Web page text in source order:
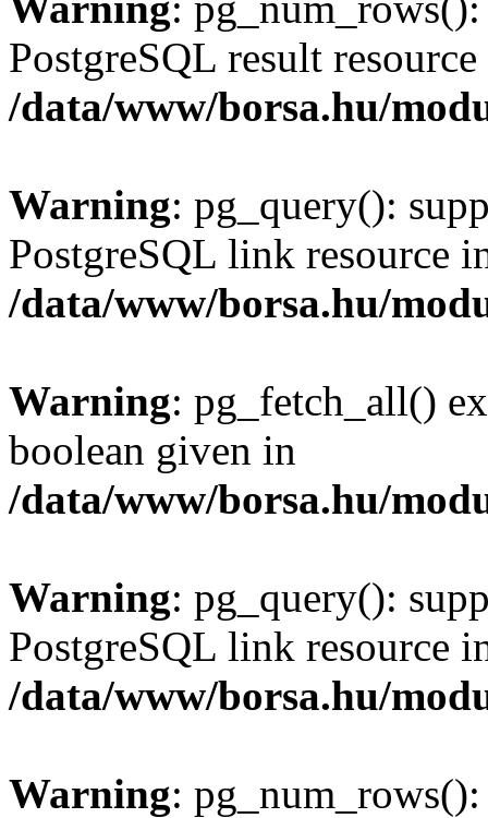
PostgreSQL result
/data/www/borsa.hu/
Warning: pg_query():
PostgreSQL link resource
/data/www/borsa.hu/
Warning: pg_fetch_all()
boolean given in
/data/www/borsa.hu/
Warning: pg_query():
PostgreSQL link resource
/data/www/borsa.hu/
Warning: